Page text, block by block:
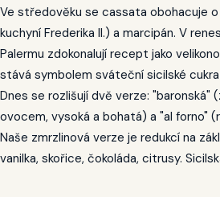
Ve středověku se cassata obohacuje
kuchyní Frederika II.) a marcipán. V
Palermu zdokonalují recept jako
stává symbolem sváteční sicilské
Dnes se rozlišují dvě verze: "baronská"
ovocem, vysoká a bohatá) a "al forno"
Naše zmrzlinová verze je redukcí na
vanilka, skořice, čokoláda, citrusy.